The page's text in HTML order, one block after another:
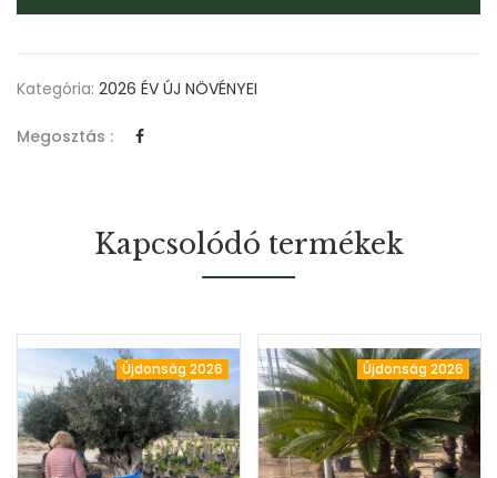
Kategória: 2026 ÉV ÚJ NÖVÉNYEI
Megosztás :
Kapcsolódó termékek
Újdonság 2026 Újdonság 2026